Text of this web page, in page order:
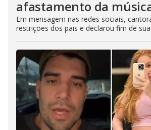
afastamento da
Em mensagem nas redes sociais,
restrições dos pais e declarou fim de